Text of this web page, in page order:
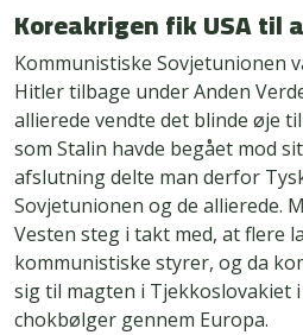
Koreakrigen fik USA til
Kommunistiske Sovjetunionen
Hitler tilbage under Anden
allierede vendte det blinde øje
som Stalin havde begået mod
afslutning delte man derfor
Sovjetunionen og de allierede.
Vesten steg i takt med, at flere
kommunistiske styrer, og da
sig til magten i Tjekkoslovakiet
chokbølger gennem Europa.